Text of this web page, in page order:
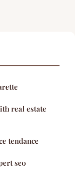
real estate
tendance
seo